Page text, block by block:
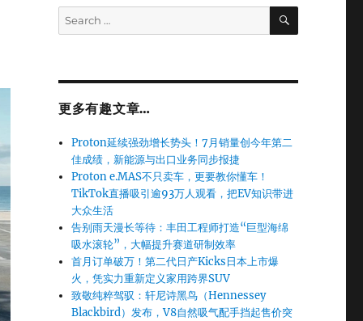
Search
for:
SEARCH
更多有趣文章…
Proton延续强劲增长势头！7月销量创今年第二
佳成绩，新能源与出口业务同步报捷
Proton e.MAS不只卖车，更要教你懂车！
TikTok直播吸引逾93万人观看，把EV知识带进
大众生活
告别雨天漫长等待：丰田工程师打造“巨型海绵
吸水滚轮”，大幅提升赛道研制效率
首月订单破万！第二代日产Kicks日本上市爆
火，凭实力重新定义家用跨界SUV
致敬纯粹驾驭：轩尼诗黑鸟（Hennessey
Blackbird）发布，V8自然吸气配手挡起售价突